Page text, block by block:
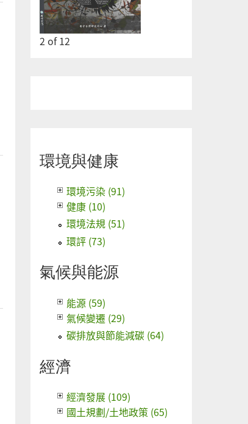
2 of12
環境與健康
環境污染 (91)
健康 (10)
環境法規 (51)
環評 (73)
氣候與能源
能源 (59)
氣候變遷 (29)
碳排放與節能減碳 (64)
經濟
經濟發展 (109)
國土規劃/土地政策 (65)